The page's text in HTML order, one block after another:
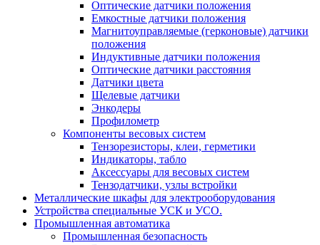
Оптические датчики положения
Емкостные датчики положения
Магнитоуправляемые (герконовые) датчики
положения
Индуктивные датчики положения
Оптические датчики расстояния
Датчики цвета
Щелевые датчики
Энкодеры
Профилометр
Компоненты весовых систем
Тензорезисторы, клеи, герметики
Индикаторы, табло
Аксессуары для весовых систем
Тензодатчики, узлы встройки
Металлические шкафы для электрооборудования
Устройства специальные УСК и УСО.
Промышленная автоматика
Промышленная безопасность